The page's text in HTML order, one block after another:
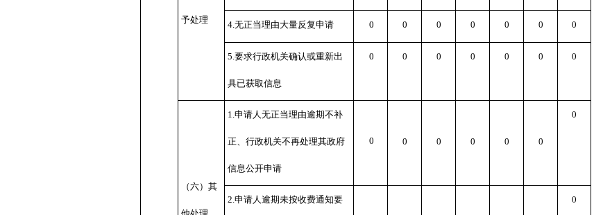
予处理 4.无正当理由大量反复申请 0 0 0 0 0 0 0
5.要求行政机关确认或重新出
具已获取信息
0 0 0 0 0 0 0
（六）其
1.申请人无正当理由逾期不补
正、行政机关不再处理其政府
信息公开申请
0 0 0 0 0 0
0
2.申请人逾期未按收费通知要 0